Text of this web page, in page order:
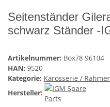
Seitenständer
schwarz Ständer -
Artikelnummer: Box78 96104
HAN: 9520
Kategorie: Karosserie /
Hersteller: